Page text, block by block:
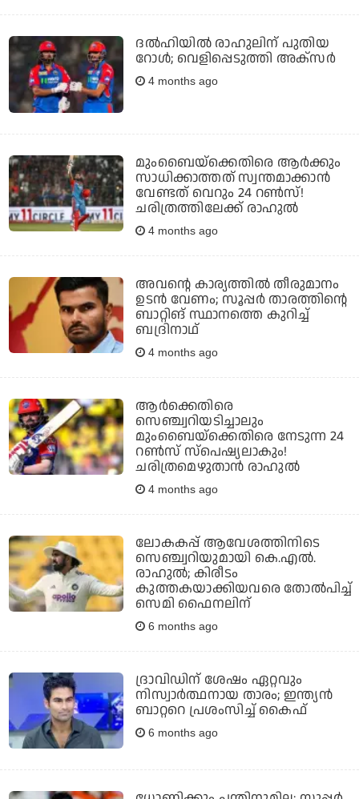
ദല്‍ഹിയില്‍ രാഹുലിന് പുതിയ
റോള്‍; വെളിപ്പെടുത്തി അക്സര്‍
4 months ago
മുംബൈയ്‌ക്കെതിരെ ആര്‍ക്കും
സാധിക്കാത്തത് സ്വന്തമാക്കാന്‍
വേണ്ടത് വെറും 24 റണ്‍സ്!
ചരിത്രത്തിലേക്ക് രാഹുല്‍
4 months ago
അവന്റെ കാര്യത്തില്‍ തീരുമാനം
ഉടന്‍ വേണം; സൂപ്പര്‍ താരത്തിന്റെ
ബാറ്റിങ് സ്ഥാനത്തെ കുറിച്ച്
ബദ്രിനാഥ്
4 months ago
ആര്‍ക്കെതിരെ
സെഞ്ച്വറിയടിച്ചാലും
മുംബൈയ്‌ക്കെതിരെ നേടുന്ന 24
റണ്‍സ് സ്‌പെഷ്യലാകും!
ചരിത്രമെഴുതാന്‍ രാഹുല്‍
4 months ago
ലോകകപ്പ് ആവേശത്തിനിടെ
സെഞ്ച്വറിയുമായി കെ.എല്‍.
രാഹുല്‍; കിരീടം
കുത്തകയാക്കിയവരെ തോല്‍പിച്ച്
സെമി ഫൈനലിന്
6 months ago
ദ്രാവിഡിന് ശേഷം ഏറ്റവും
നിസ്വാര്‍ത്ഥനായ താരം; ഇന്ത്യന്‍
ബാറ്ററെ പ്രശംസിച്ച് കൈഫ്
6 months ago